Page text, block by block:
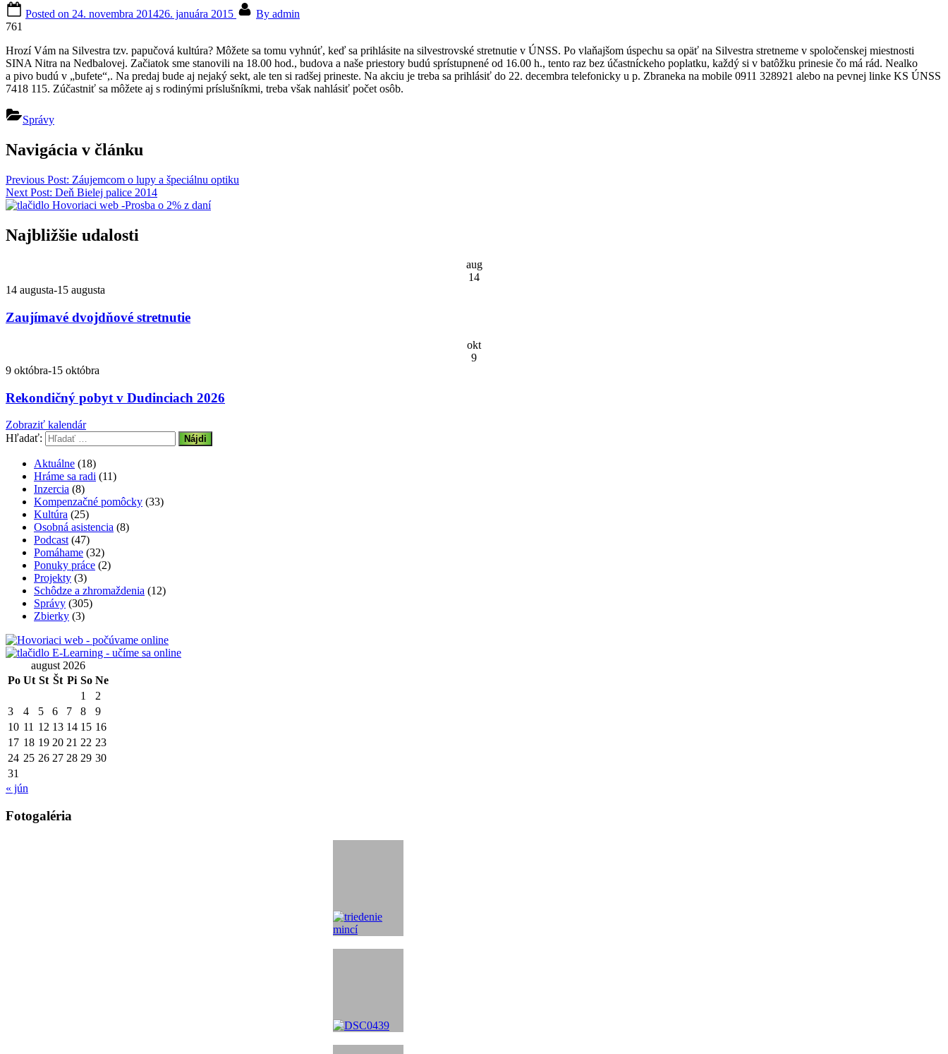
Posted on 24. novembra 201426. januára 2015 By admin
761
Hrozí Vám na Silvestra tzv. papučová kultúra? Môžete sa tomu vyhnúť, keď sa prihlásite na silvestrovské stretnutie v ÚNSS. Po vlaňajšom úspechu sa opäť na Silvestra stretneme v spoločenskej miestnosti
SINA Nitra na Nedbalovej. Začiatok sme stanovili na 18.00 hod., budova a naše priestory budú sprístupnené od 16.00 h., tento raz bez účastníckeho poplatku, každý si v batôžku prinesie čo má rád. Nealko
a pivo budú v „bufete“,. Na predaj bude aj nejaký sekt, ale ten si radšej prineste. Na akciu je treba sa prihlásiť do 22. decembra telefonicky u p. Zbraneka na mobile 0911 328921 alebo na pevnej linke KS ÚNSS
7418 115. Zúčastniť sa môžete aj s rodinými príslušníkmi, treba však nahlásiť počet osôb.
Správy
Navigácia v článku
Previous Post: Záujemcom o lupy a špeciálnu optiku
Next Post: Deň Bielej palice 2014
Najbližšie udalosti
aug
14
14 augusta-15 augusta
Zaujímavé dvojdňové stretnutie
okt
9
9 októbra-15 októbra
Rekondičný pobyt v Dudinciach 2026
Zobraziť kalendár
Hľadať:
Aktuálne (18)
Hráme sa radi (11)
Inzercia (8)
Kompenzačné pomôcky (33)
Kultúra (25)
Osobná asistencia (8)
Podcast (47)
Pomáhame (32)
Ponuky práce (2)
Projekty (3)
Schôdze a zhromaždenia (12)
Správy (305)
Zbierky (3)
august 2026
Po Ut St Št Pi So Ne
1
2
3
4 5 6 7 8
9
10 11 12 13 14 15 16
17 18 19 20 21 22 23
24 25 26 27 28 29 30
31
« jún
Fotogaléria